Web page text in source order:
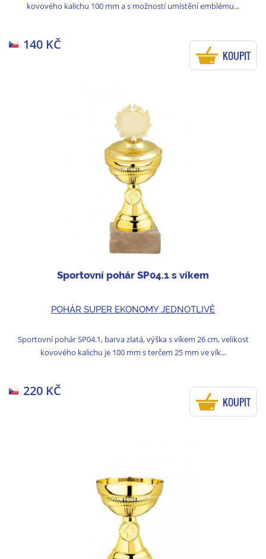
kovového kalichu 100 mm a s možností umístění emblému...
140 KČ
KOUPIT
Sportovní pohár SP04.1 s víkem
POHÁR SUPER EKONOMY JEDNOTLIVĚ
Sportovní pohár SP04.1, barva zlatá, výška s víkem 26 cm, velikost
kovového kalichu je 100 mm s terčem 25 mm ve vík...
220 KČ
KOUPIT